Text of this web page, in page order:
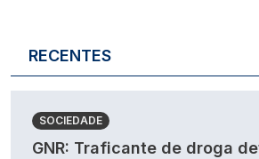
RECENTES
SOCIEDADE
GNR: Traficante de droga